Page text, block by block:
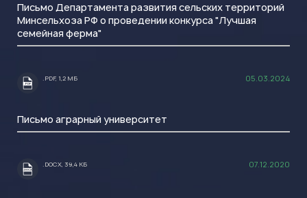
Письмо Департамента развития сельских территорий
Минсельхоза РФ о проведении конкурса "Лучшая
семейная ферма"
.PDF
.PDF, 1,2 МБ 05.03.2024
Письмо аграрный университет
.DOCX
.DOCX, 39,4 КБ 07.12.2020